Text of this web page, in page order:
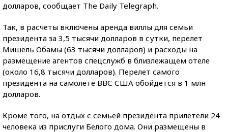
долларов, сообщает The Daily Telegraph.
Так, в расчеты включены аренда виллы для семьи
президента за 3,5 тысячи долларов в сутки, перелет
Мишель Обамы (63 тысячи долларов) и расходы на
размещение агентов спецслужб в близлежащем отеле
(около 16,8 тысячи долларов). Перелет самого
президента на самолете ВВС США обойдется в 1 млн
долларов.
Кроме того, на отдых с семьей президента прилетели 24
человека из прислуги Белого дома. Они размещены в